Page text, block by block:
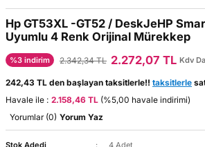
Hp GT53XL -GT52 / DeskJeHP
Uyumlu 4 Renk Orijinal Mürekkep
%3 indirim 2.342,34 TL 2.272,07 TL Kdv
242,43 TL den başlayan taksitlerle!! taksitlerle
Havale ile : 2.158,46 TL (%5,00 havale indirimi)
Yorumlar (0) Yorum Yaz
Stok Adedi
4 Adet